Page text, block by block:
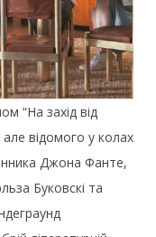
“На захід від
відомого у колах
Джона Фанте,
Буковскі та